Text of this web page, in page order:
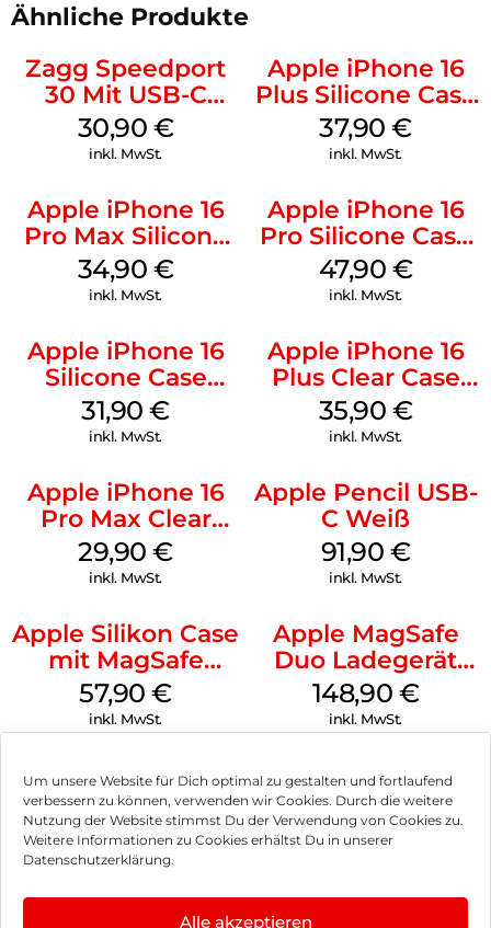
Um unsere Website für Dich optimal zu gestalten und fortlaufend
verbessern zu können, verwenden wir Cookies. Durch die weitere
Nutzung der Website stimmst Du der Verwendung von Cookies zu.
Weitere Informationen zu Cookies erhältst Du in unserer
Datenschutzerklärung.
Alle akzeptieren
Ähnliche Produkte
Zagg Speedport
30 Mit USB-C
Kabel Weiß
30,90 €
inkl. MwSt.
Apple iPhone 16
Plus Silicone Case
MagSafe Lake
Green
37,90€
inkl. MwSt.
Apple iPhone 16
Pro Max Silicone
Case MagSafe
Denim
34,90 €
inkl. MwSt.
Apple iPhone 16
Pro Silicone Case
MagSafe Denim
47,90 €
inkl. MwSt.
Apple iPhone 16
Silicone Case
MagSafe Fuchsia
31,90€
inkl. MwSt.
Apple iPhone 16
Plus Clear Case
MagSafe
Transparent
35,90 €
inkl. MwSt.
Apple iPhone 16
Pro Max Clear
Case MagSafe
Transparent
29,90€
inkl. MwSt.
Apple Pencil USB-
C Weiß
91,90 €
inkl. MwSt.
Apple Silikon Case
mit MagSafe
iPhone 14 Pro
(PRODUCT)RED
57,90€
inkl. MwSt.
Apple MagSafe
Duo Ladegerät
Weiß
148,90 €
inkl. MwSt.
Impressum